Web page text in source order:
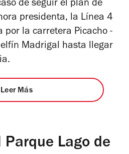
de seguir el plan de
presidenta, la Línea 4
por la carretera Picacho -
Madrigal hasta llegar
Leer Más
Parque Lago de